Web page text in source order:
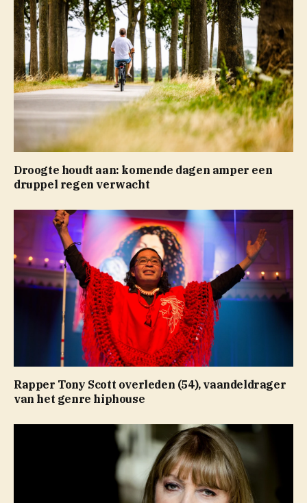
Droogte houdt aan: komende dagen amper een
druppel regen verwacht
Rapper Tony Scott overleden (54), vaandeldrager
van het genre hiphouse